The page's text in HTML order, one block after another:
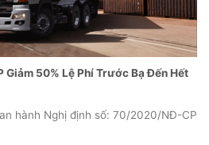
50% Lệ Phí Trước Bạ Đến Hết
hành Nghị định số: 70/2020/NĐ-CP